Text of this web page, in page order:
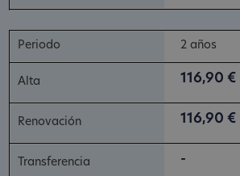
2 años
116,90 €
116,90 €
-